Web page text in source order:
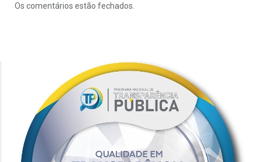
Os comentários estão fechados.